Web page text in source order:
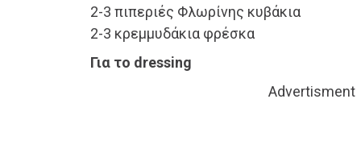
2-3 πιπεριές Φλωρίνης κυβάκια
2-3 κρεμμυδάκια φρέσκα
Για το dressing
Advertisment